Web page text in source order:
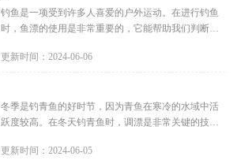
钓鱼是一项受到许多人喜爱的户外运动。在进行钓鱼
时，鱼漂的使用是非常重要的，它能帮助我们判断鱼
在面对钓鱼走水严重的情况
更新时间：2024-06-06
冬季是钓青鱼的好时节，因为青鱼在寒冷的水域中活
跃度较高。在冬天钓青鱼时，调漂是非常关键的技
鱼。在本文中，我们将介绍三种
更新时间：2024-06-05